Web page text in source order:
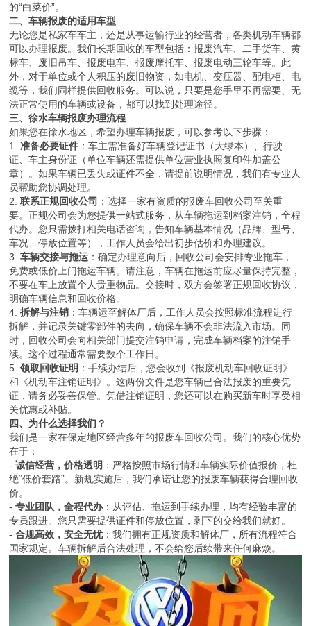
的“白菜价”。
二、车辆报废的适用车型
无论您是私家车车主，还是从事运输行业的经营者，各类机动车辆都
可以办理报废。我们长期回收的车型包括：报废汽车、二手货车、黄
标车、废旧吊车、报废电车、报废摩托车、报废电动三轮车等。此
外，对于单位或个人积压的废旧物资，如电机、变压器、配电柜、电
缆等，我们同样提供回收服务。可以说，只要是您手里不再需要、无
法正常使用的车辆或设备，都可以找到处理途径。
三、徐水车辆报废办理流程
如果您在徐水地区，希望办理车辆报废，可以参考以下步骤：
1.准备必要证件 ：车主需准备好车辆登记证书（大绿本）、行驶
证、车主身份证（单位车辆还需提供单位营业执照复印件加盖公
章）。如果车辆已丢失或证件不全，请提前说明情况，我们有专业人
员帮助您协调处理。
2.联系正规回收公司 ：选择一家有资质的报废车回收公司至关重
要。正规公司会为您提供一站式服务，从车辆拖运到档案注销，全程
代办。您只需拨打相关电话咨询，告知车辆基本情况（品牌、型号、
车况、停放位置等），工作人员会给出初步估价和办理建议。
3.车辆交接与拖运 ：确定办理意向后，回收公司会安排专业拖车，
免费或低价上门拖运车辆。请注意，车辆在拖运前应尽量保持完整，
不要在车上放置个人贵重物品。交接时，双方会签署正规回收协议，
明确车辆信息和回收价格。
4.拆解与注销 ：车辆运至解体厂后，工作人员会按照标准流程进行
拆解，并记录关键零部件的去向，确保车辆不会非法流入市场。同
时，回收公司会向相关部门提交注销申请，完成车辆档案的注销手
续。这个过程通常需要数个工作日。
5.领取回收证明 ：手续办结后，您会收到《报废机动车回收证明》
和《机动车注销证明》。这两份文件是您车辆已合法报废的重要凭
证，请务必妥善保管。凭借注销证明，您还可以在购买新车时享受相
关优惠或补贴。
四、为什么选择我们？
我们是一家在保定地区经营多年的报废车回收公司。我们的核心优势
在于：
-诚信经营，价格透明 ：严格按照市场行情和车辆实际价值报价，杜
绝“低价套路”。新规实施后，我们承诺让您的报废车辆获得合理回收
价。
-专业团队，全程代办：从评估、拖运到手续办理，均有经验丰富的
专员跟进。您只需要提供证件和停放位置，剩下的交给我们就好。
-合规高效，安全无忧：我们拥有正规资质和解体厂，所有流程符合
国家规定。车辆拆解后合法处理，不会给您后续带来任何麻烦。